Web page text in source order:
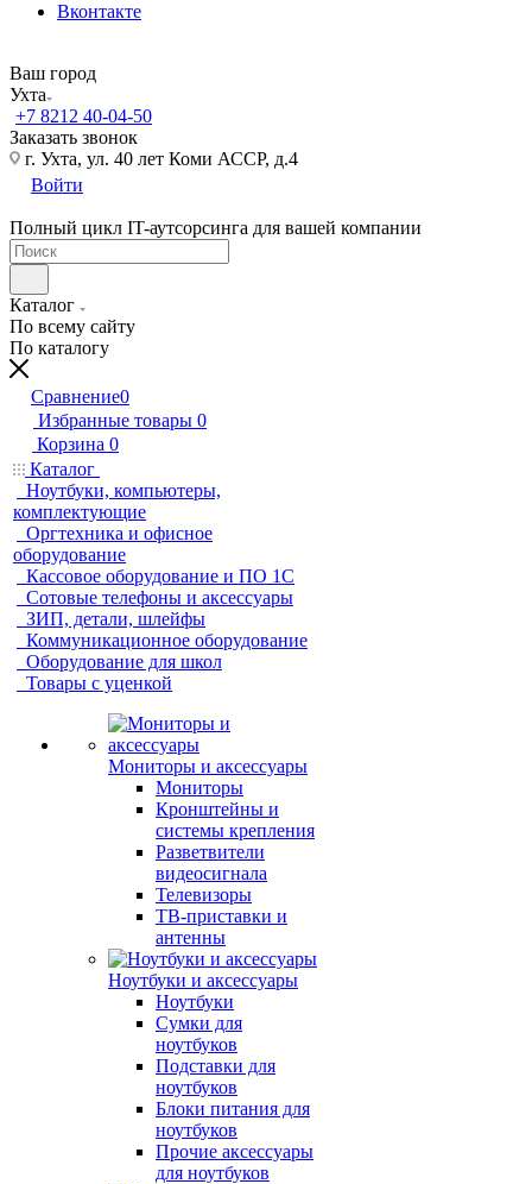
Вконтакте
Ваш город
Ухта
+7 8212 40-04-50
Заказать звонок
г. Ухта, ул. 40 лет Коми АССР, д.4
Войти
Полный цикл IT-аутсорсинга для вашей компании
Каталог
По всему сайту
По каталогу
Сравнение0
Избранные товары 0
Корзина 0
Каталог
Ноутбуки, компьютеры,
комплектующие
Оргтехника и офисное
оборудование
Кассовое оборудование и ПО 1С
Сотовые телефоны и аксессуары
ЗИП, детали, шлейфы
Коммуникационное оборудование
Оборудование для школ
Товары с уценкой
Мониторы и аксессуары
Мониторы
Кронштейны и
системы крепления
Разветвители
видеосигнала
Телевизоры
ТВ-приставки и
антенны
Ноутбуки и аксессуары
Ноутбуки
Сумки для
ноутбуков
Подставки для
ноутбуков
Блоки питания для
ноутбуков
Прочие аксессуары
для ноутбуков